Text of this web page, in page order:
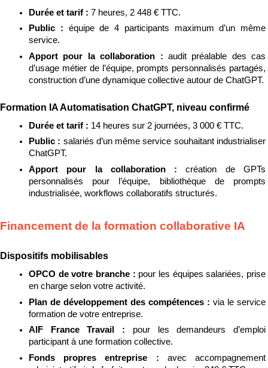
Durée et tarif : 7 heures, 2 448 € TTC.
Public : équipe de 4 participants maximum d’un même
service.
Apport pour la collaboration : audit préalable des cas
d’usage métier de l’équipe, prompts personnalisés partagés,
construction d’une dynamique collective autour de ChatGPT.
Formation IA Automatisation ChatGPT, niveau confirmé
Durée et tarif : 14 heures sur 2 journées, 3 000 € TTC.
Public : salariés d’un même service souhaitant industrialiser
ChatGPT.
Apport pour la collaboration : création de GPTs
personnalisés pour l’équipe, bibliothèque de prompts
industrialisée, workflows collaboratifs structurés.
Financement de la formation collaborative IA
Dispositifs mobilisables
OPCO de votre branche : pour les équipes salariées, prise
en charge selon votre activité.
Plan de développement des compétences : via le service
formation de votre entreprise.
AIF France Travail : pour les demandeurs d’emploi
participant à une formation collective.
Fonds propres entreprise : avec accompagnement